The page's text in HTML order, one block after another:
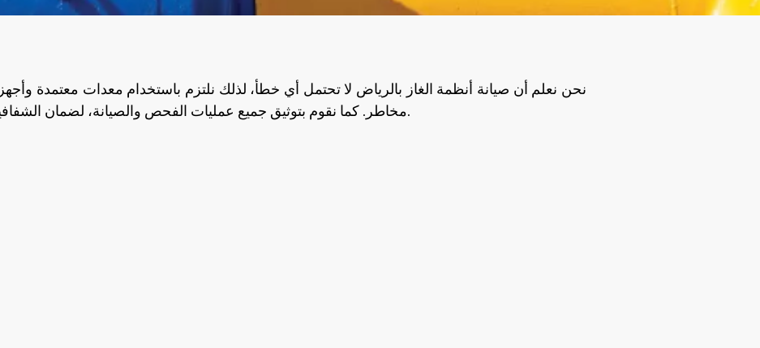
نحن نعلم أن صيانة أنظمة الغاز بالرياض لا تحتمل أي خطأ، لذلك نلتزم باستخدام معدات
مخاطر. كما نقوم بتوثيق جميع عمليات الفحص والصيانة، لضمان الشفافية وتوفير سجل تقني كامل يمكن الرجوع إليه عند الحاجة.